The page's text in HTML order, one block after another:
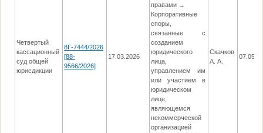
Четвертый
кассационный
суд общей
юрисдикции
8Г-7444/2026
[88-
9566/2026]
17.03.2026
правами →
Корпоративные
споры,
связанные с
созданием
юридического
лица,
управлением им
или участием в
юридическом
лице,
являющемся
некоммерческой
организацией
Скачков
А. А.